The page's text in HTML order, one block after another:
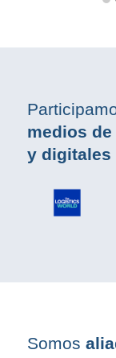
medios
y digitales
Somos